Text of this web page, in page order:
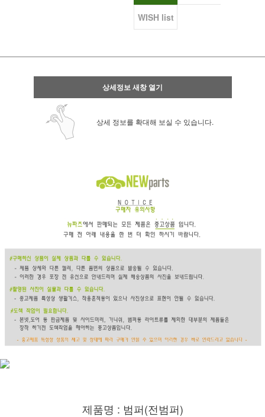
WISH list
상세정보 새창 열기
상세 정보를 확대해 보실 수 있습니다.
제품명 : 범퍼(전범퍼)